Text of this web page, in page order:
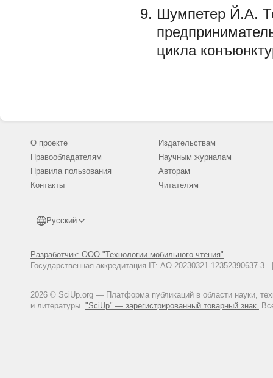
Шумпетер Й.А.
цикла
О проекте
Правообладателям
Правила пользования
Контакты
Русский
Разработчик: ООО "Технологии мобильного чтения"
Государственная аккредитация IT: АО-20230321-
2026 © SciUp.org — Платформа публикаций в области науки,
и литературы. "SciUp" — зарегистрированный товарный знак.
Издательствам
Научным журналам
Авторам
Читателям